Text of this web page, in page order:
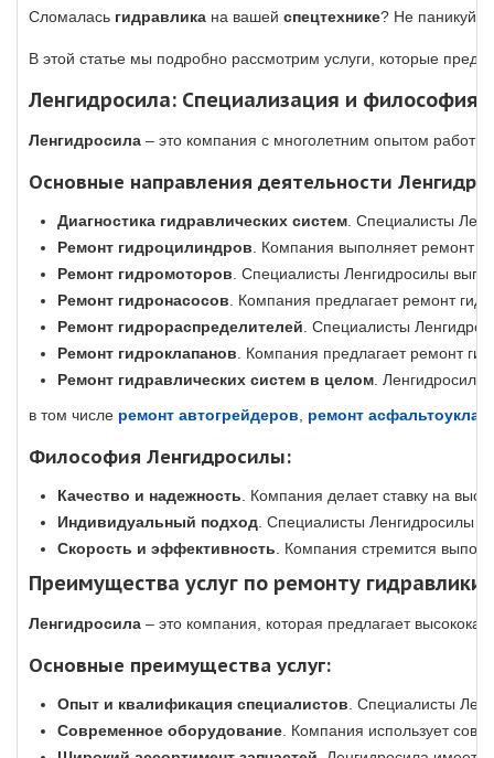
Сломалась гидравлика на вашей спецтехнике? Не
В этой статье мы подробно рассмотрим услуги, которые
Ленгидросила: Специализация и философия
Ленгидросила – это компания с многолетним опытом
Основные направления деятельности
Диагностика гидравлических систем . Специалисты
Ремонт гидроцилиндров . Компания выполняет ремонт
Ремонт гидромоторов . Специалисты Ленгидросилы
Ремонт гидронасосов . Компания предлагает ремонт
Ремонт гидрораспределителей . Специалисты
Ремонт гидроклапанов . Компания предлагает ремонт
Ремонт гидравлических систем в целом .
в том числе ремонт автогрейдеров ремонт
Философия Ленгидросилы:
Качество и надежность . Компания делает ставку на
Индивидуальный подход . Специалисты Ленгидросилы
Скорость и эффективность . Компания стремится
Преимущества услуг по ремонту
Ленгидросила – это компания, которая предлагает
Основные преимущества услуг:
Опыт и квалификация специалистов . Специалисты
Современное оборудование . Компания использует